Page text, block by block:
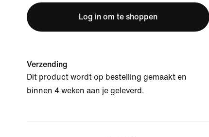
Log in om te shoppen
Verzending
Dit product wordt op bestelling gemaakt en
binnen 4 weken aan je geleverd.